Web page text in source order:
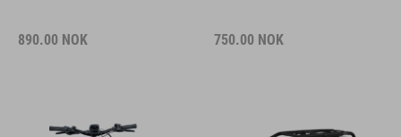
890.00 NOK 750.00 NOK